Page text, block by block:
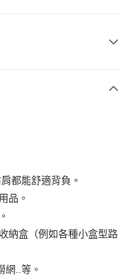
商業銀行
邦商業銀行
際商業銀行
商業銀行
商業銀行
都能舒適背負。
品。
納盒（例如各種小盒型路
網..等。